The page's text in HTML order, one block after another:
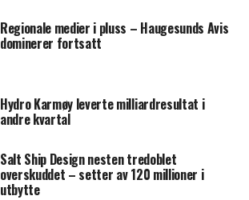
Regionale medier i pluss – Haugesunds Avis
dominerer fortsatt
Hydro Karmøy leverte milliardresultat i
andre kvartal
Salt Ship Design nesten tredoblet
overskuddet – setter av 120 millioner i
utbytte